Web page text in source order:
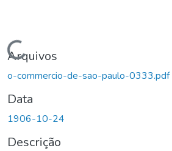
Carregando...
Arquivos
o-commercio-de-sao-paulo-0333.pdf
Data
1906-10-24
Descrição